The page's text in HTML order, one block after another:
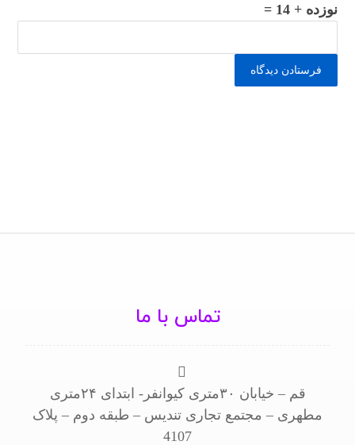
نوزده + 14 =
تماس با ما
قم – خیابان ۳۰متری کیوانفر- ابتدای ۲۴متری
مطهری – مجتمع تجاری تندیس – طبقه دوم – پلاک
4107